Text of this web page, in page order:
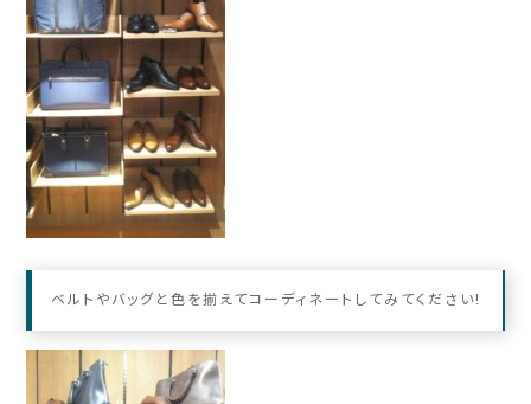
ベルトやバッグと色を揃えてコーディネートしてみてください!